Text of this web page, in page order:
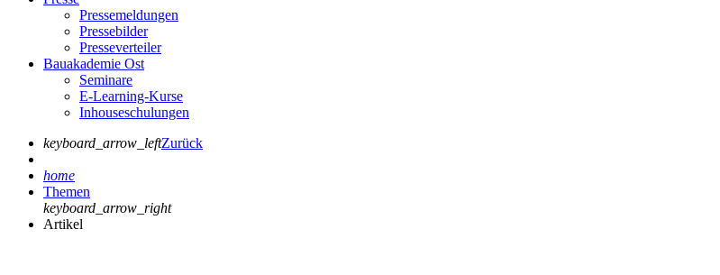
Pressemeldungen
Pressebilder
Presseverteiler
Bauakademie Ost
Seminare
E-Learning-Kurse
Inhouseschulungen
keyboard_arrow_leftZurück
home
Themen
keyboard_arrow_right
Artikel